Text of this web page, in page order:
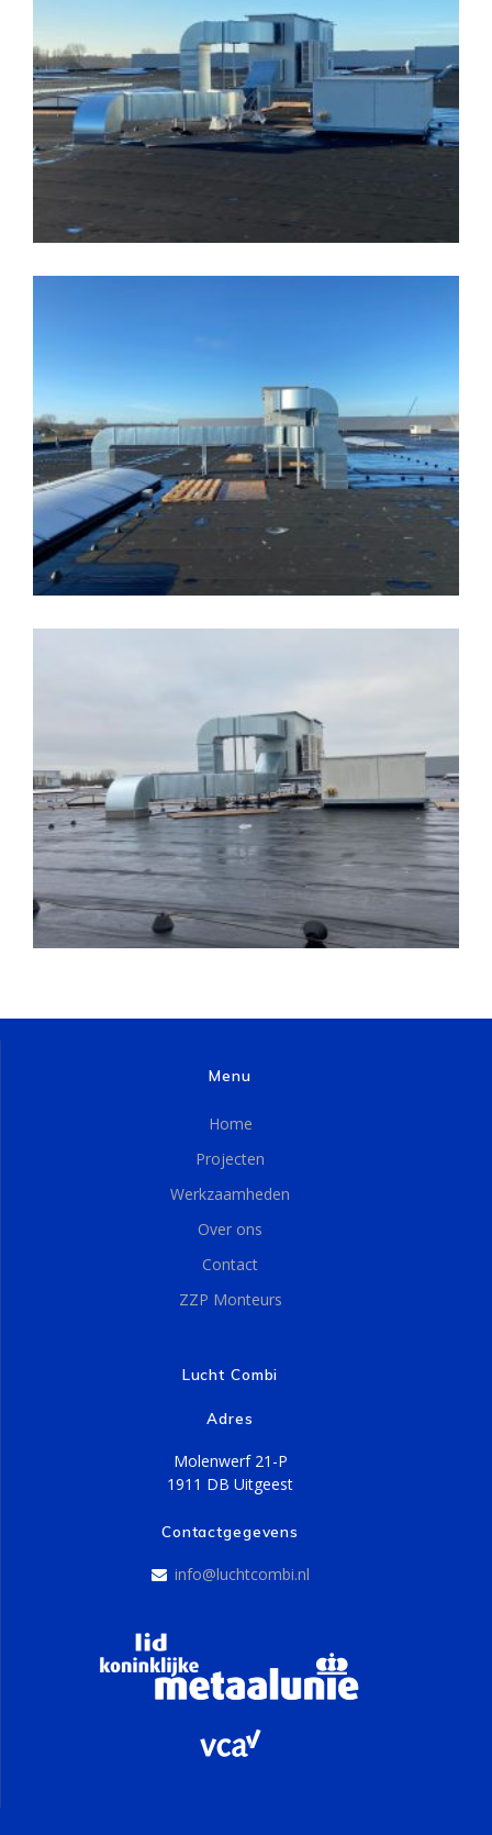
Menu
Home
Projecten
Werkzaamheden
Over ons
Contact
ZZP Monteurs
Lucht Combi
Adres
Molenwerf 21-P
1911 DB Uitgeest
Contactgegevens
info@luchtcombi.nl